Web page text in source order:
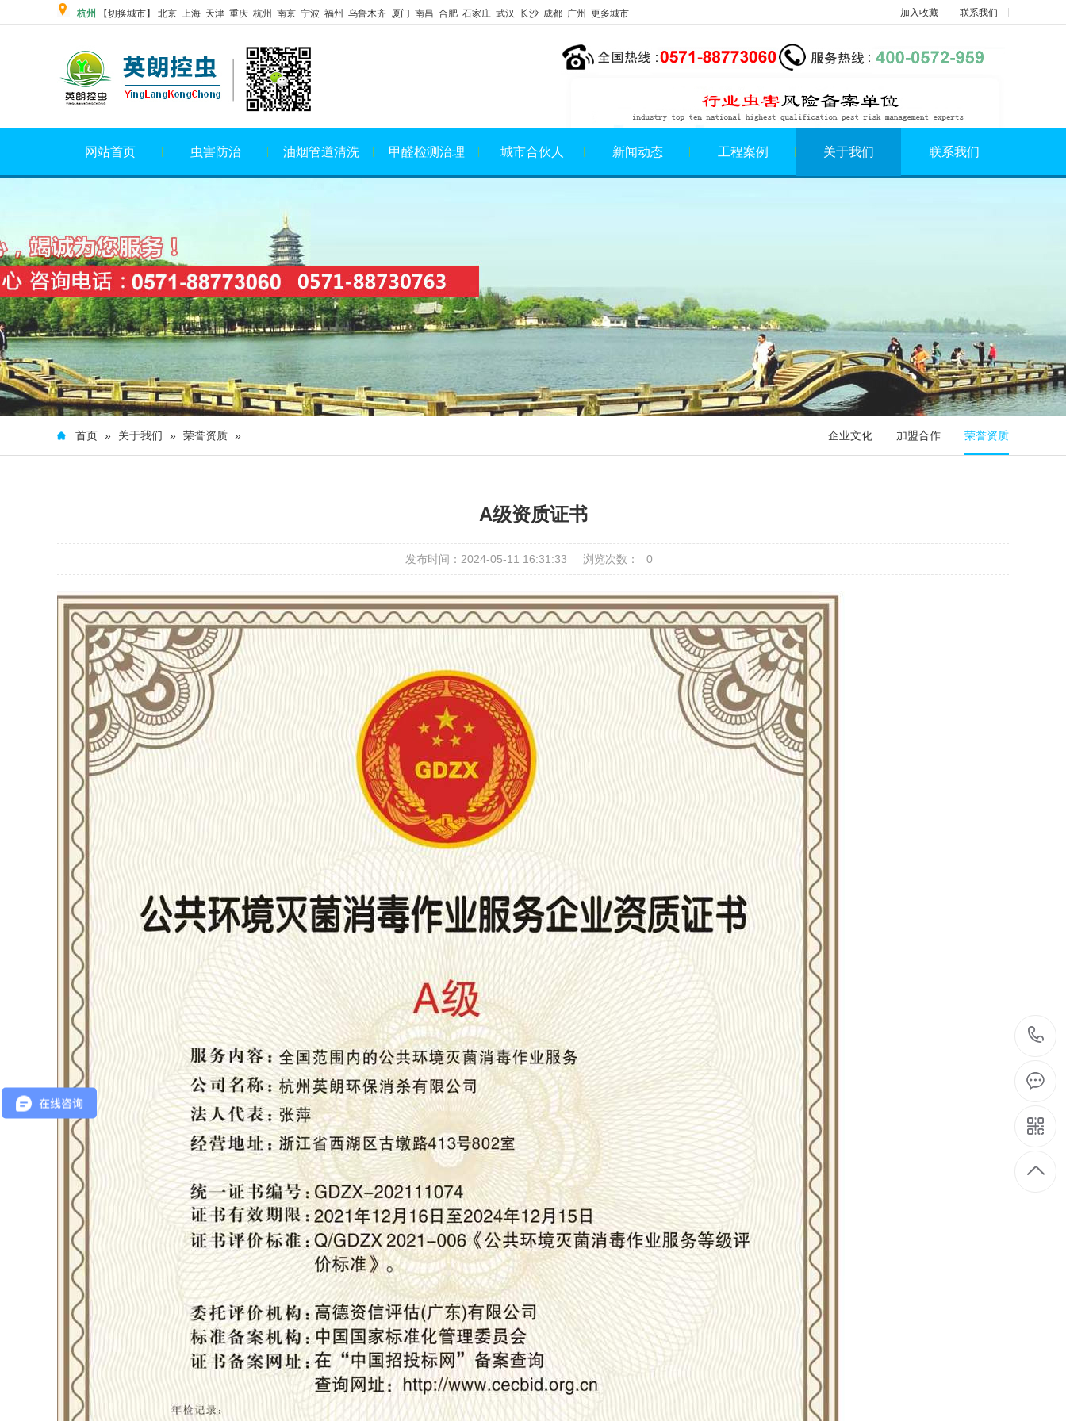
杭州 【切换城市】 北京 上海 天津 重庆 杭州 南京 宁波 福州 乌鲁木齐 厦门 南昌 合肥 石家庄 武汉 长沙 成都 广州 更多城市 加入收藏 联系我们
网站首页 虫害防治 油烟管道清洗 甲醛检测治理 城市合伙人 新闻动态 工程案例 关于我们 联系我们
首页 » 关于我们 » 荣誉资质 » 企业文化 加盟合作 荣誉资质
A级资质证书
发布时间：2024-05-11 16:31:33 浏览次数： 0